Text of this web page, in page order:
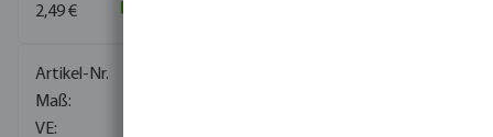
2,49 €